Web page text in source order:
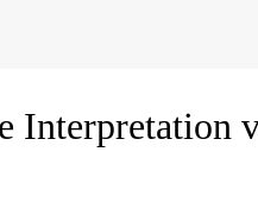
Interpretation